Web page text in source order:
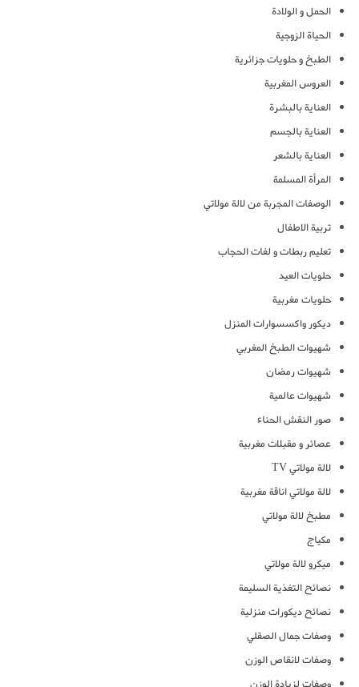
الحمل و الولادة
الحياة الزوجية
الطبخ و حلويات جزائرية
العروس المغربية
العناية بالبشرة
العناية بالجسم
العناية بالشعر
المرأة المسلمة
الوصفات المجربة من لالة مولاتي
تربية الاطفال
تعليم ربطات و لفات الحجاب
حلويات العيد
حلويات مغربية
ديكور واكسسوارات المنزل
شهيوات الطبخ المغربي
شهيوات رمضان
شهيوات عالمية
صور النقش الحناء
عصائر و مقبلات مغربية
لالة مولاتي TV
لالة مولاتي اناقة مغربية
مطبخ لالة مولاتي
مكياج
ميكرو لالة مولاتي
نصائح التغذية السليمة
نصائح ديكورات منزلية
وصفات جمال الصقلي
وصفات لانقاص الوزن